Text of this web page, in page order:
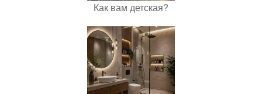
Как вам детская?